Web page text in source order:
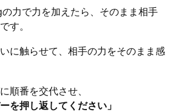
力で力を加えたら、そのまま相手
す。
に触らせて、相手の力をそのまま感
順番を交代させ、
を押し返してください」